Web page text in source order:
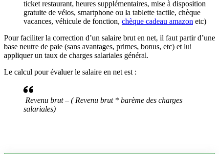
ticket restaurant, heures supplémentaires, mise à disposition
gratuite de vélos, smartphone ou la tablette tactile, chèque
vacances, véhicule de fonction, chèque cadeau amazon etc)
Pour faciliter la correction d’un salaire brut en net, il faut partir d’une
base neutre de paie (sans avantages, primes, bonus, etc) et lui
appliquer un taux de charges salariales général.
Le calcul pour évaluer le salaire en net est :
Revenu brut – ( Revenu brut * barème des charges
salariales)